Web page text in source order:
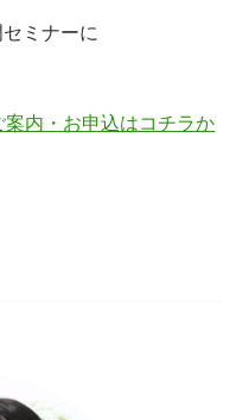
ミナーに
内・お申込はコチラか